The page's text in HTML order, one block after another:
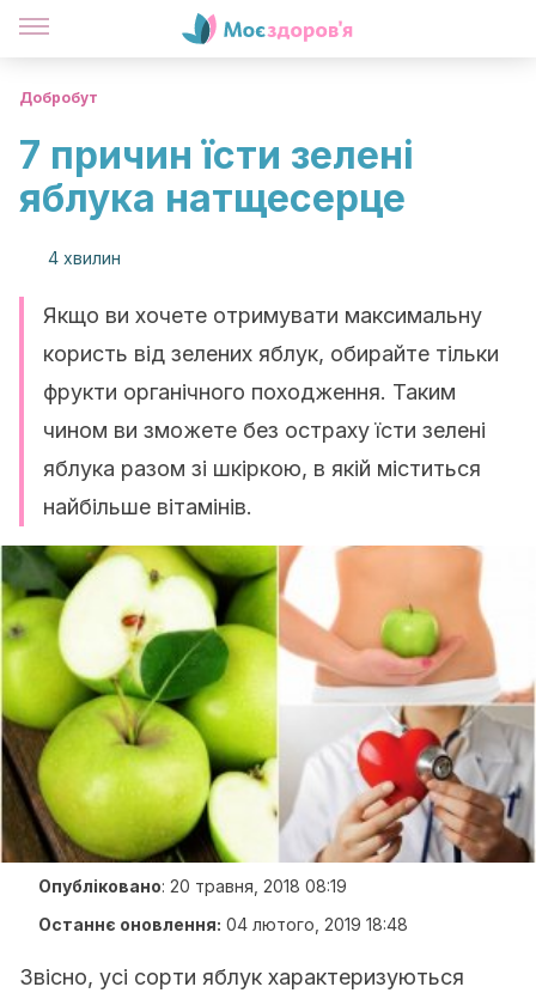
Добробут
7 причин їсти зелені
яблука натщесерце
4 хвилин
Якщо ви хочете отримувати максимальну
користь від зелених яблук, обирайте тільки
фрукти органічного походження. Таким
чином ви зможете без остраху їсти зелені
яблука разом зі шкіркою, в якій міститься
найбільше вітамінів.
Опубліковано: 20 травня, 2018 08:19
Останнє оновлення: 04 лютого, 2019 18:48
Звісно, усі сорти яблук характеризуються